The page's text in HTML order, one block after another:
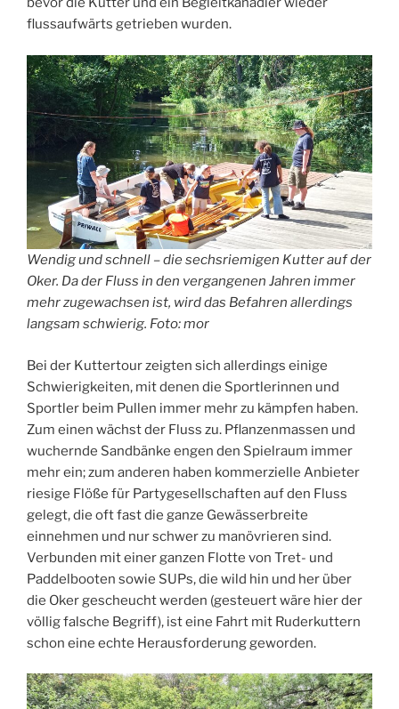
flussaufwärts getrieben wurden.
Wendig und schnell – die sechsriemigen Kutter auf der
Oker. Da der Fluss in den vergangenen Jahren immer
mehr zugewachsen ist, wird das Befahren allerdings
langsam schwierig. Foto: mor
Bei der Kuttertour zeigten sich allerdings einige
Schwierigkeiten, mit denen die Sportlerinnen und
Sportler beim Pullen immer mehr zu kämpfen haben.
Zum einen wächst der Fluss zu. Pflanzenmassen und
wuchernde Sandbänke engen den Spielraum immer
mehr ein; zum anderen haben kommerzielle Anbieter
riesige Flöße für Partygesellschaften auf den Fluss
gelegt, die oft fast die ganze Gewässerbreite
einnehmen und nur schwer zu manövrieren sind.
Verbunden mit einer ganzen Flotte von Tret- und
Paddelbooten sowie SUPs, die wild hin und her über
die Oker gescheucht werden (gesteuert wäre hier der
völlig falsche Begriff), ist eine Fahrt mit Ruderkuttern
schon eine echte Herausforderung geworden.